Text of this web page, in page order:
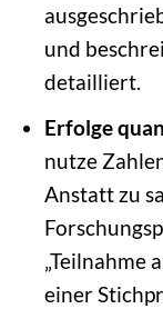
und
detailliert.
Erfolge
nutze
Anstatt zu
„Teilnahme
einer